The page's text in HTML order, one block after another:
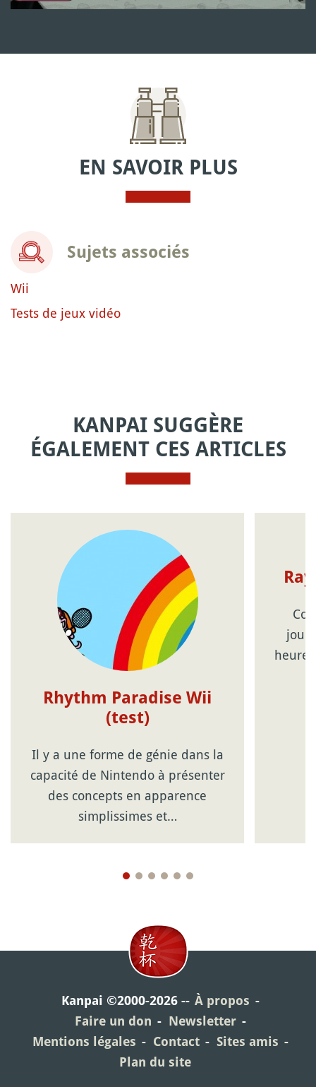
EN SAVOIR PLUS
Sujets associés
Wii
Tests de jeux vidéo
KANPAI SUGGÈRE
ÉGALEMENT CES ARTICLES
Rhythm Paradise Wii
(test)
Il y a une forme de génie dans la
capacité de Nintendo à présenter
des concepts en apparence
simplissimes et…
Kanpai ©2000-2026
À propos
Faire un don
Newsletter
Mentions légales
Contact
Sites amis
Plan du site